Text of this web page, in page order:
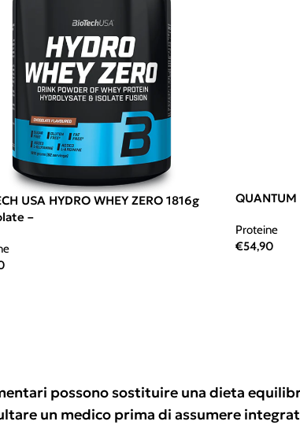
USA HYDRO WHEY ZERO 1816g
–
QUANTUM
Proteine
€54,90
possono sostituire una dieta
un medico prima di assumere